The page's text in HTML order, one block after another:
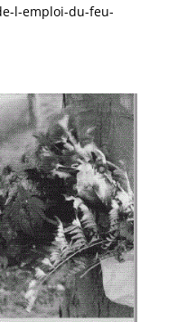
l-emploi-du-feu-